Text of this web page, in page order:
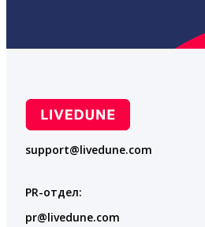
support@livedune.com
PR-отдел:
pr@livedune.com